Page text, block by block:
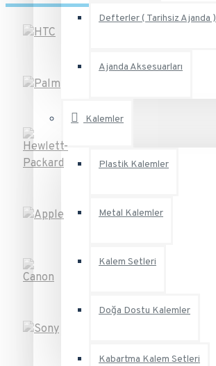
Defterler ( Tarihsiz Ajanda )
Ajanda Aksesuarları
Kalemler
Plastik Kalemler
Metal Kalemler
Kalem Setleri
Doğa Dostu Kalemler
Kabartma Kalem Setleri